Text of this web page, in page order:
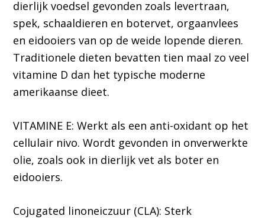
dierlijk voedsel gevonden zoals levertraan,
spek, schaaldieren en botervet, orgaanvlees
en eidooiers van op de weide lopende dieren.
Traditionele dieten bevatten tien maal zo veel
vitamine D dan het typische moderne
amerikaanse dieet.
VITAMINE E: Werkt als een anti-oxidant op het
cellulair nivo. Wordt gevonden in onverwerkte
olie, zoals ook in dierlijk vet als boter en
eidooiers.
Cojugated linoneiczuur (CLA): Sterk